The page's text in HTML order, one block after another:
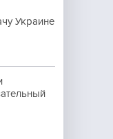
Украине